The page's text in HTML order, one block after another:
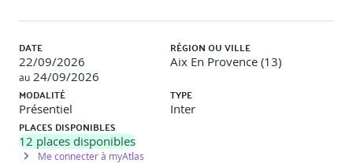
4 - Modèles de maturité en sécurité
Présentation du modèle OpenSAMM.
Les 4 niveaux de maturité.
Introduction au BSIMM (Building Security In Maturity
Model).
Travaux pratiques Calcul du niveau de maturité d’une
DATE
22/09/2026
au 24/09/2026
RÉGION OU VILLE
Aix En Provence (13)
MODALITÉ
Présentiel
TYPE
Inter
PLACES DISPONIBLES
12 places disponibles
Me connecter à myAtlas